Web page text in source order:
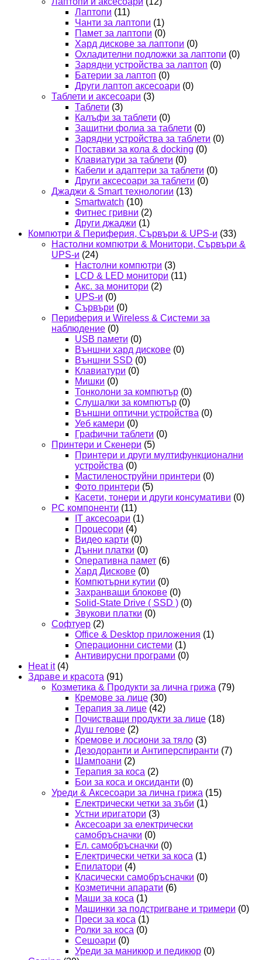
Лаптопи (11)
Чанти за лаптопи (1)
Памет за лаптопи (0)
Хард дискове за лаптопи (0)
Охладителни подложки за лаптопи (0)
Зарядни устройства за лаптоп (0)
Батерии за лаптоп (0)
Други лаптоп аксесоари (0)
Таблети и аксесоари (3)
Таблети (3)
Калъфи за таблети (0)
Защитни фолиа за таблети (0)
Зарядни устройства за таблети (0)
Поставки за кола & docking (0)
Клавиатури за таблети (0)
Кабели и адаптери за таблети (0)
Други аксесоари за таблети (0)
Джаджи & Smart технологии (13)
Smartwatch (10)
Фитнес гривни (2)
Други джаджи (1)
Компютри & Периферия, Сървъри & UPS-и (33)
Настолни компютри & Монитори, Сървъри &
UPS-и (24)
Настолни компютри (3)
LCD & LED монитори (11)
Акс. за монитори (2)
UPS-и (0)
Сървъри (0)
Периферия и Wireless & Системи за
наблюдение (0)
USB памети (0)
Външни хард дискове (0)
Външни SSD (0)
Клавиатури (0)
Мишки (0)
Тонколони за компютър (0)
Слушалки за компютър (0)
Външни оптични устройства (0)
Уеб камери (0)
Графични таблети (0)
Принтери и Скенери (5)
Принтери и други мултифункционални
устройства (0)
Мастиленоструйни принтери (0)
Фото принтери (5)
Касети, тонери и други консумативи (0)
PC компоненти (11)
IT аксесоари (1)
Процесори (4)
Видео карти (0)
Дънни платки (0)
Оперативна памет (6)
Хард Дискове (0)
Компютърни кутии (0)
Захранващи блокове (0)
Solid-State Drive ( SSD ) (0)
Звукови платки (0)
Софтуер (2)
Office & Desktop приложения (1)
Операционни системи (1)
Антивирусни програми (0)
Heat it (4)
Здраве и красота (91)
Козметика & Продукти за лична грижа (79)
Кремове за лице (30)
Терапия за лице (42)
Почистващи продукти за лице (18)
Душ гелове (2)
Кремове и лосиони за тяло (3)
Дезодоранти и Антиперспиранти (7)
Шампоани (2)
Терапия за коса (2)
Бои за коса и оксиданти (0)
Уреди & Аксесоари за лична грижа (15)
Електрически четки за зъби (1)
Устни иригатори (3)
Аксесоари за електрически
самобръсначки (0)
Ел. самобръсначки (0)
Електрически четки за коса (1)
Епилатори (4)
Класически самобръсначки (0)
Козметични апарати (6)
Маши за коса (1)
Машинки за подстригване и тримери (0)
Преси за коса (1)
Ролки за коса (0)
Сешоари (0)
Уреди за маникюр и педикюр (0)